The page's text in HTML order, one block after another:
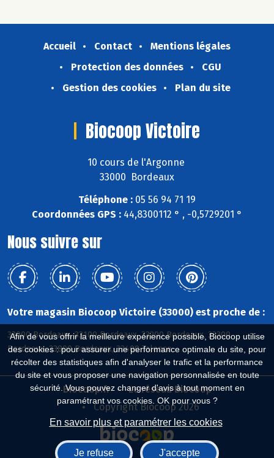
Afin de vous offrir la meilleure expérience possible, Biocoop utilise
des cookies : pour assurer une performance optimale du site, pour
récolter des statistiques afin d'analyser le trafic et la performance
du site et vous proposer une navigation personnalisée en toute
sécurité. Vous pouvez changer d'avis à tout moment en
paramétrant vos cookies. OK pour vous ?
En savoir plus et paramétrer les cookies
Je refuse J'accepte
Accueil Contact
Mentions légales
Protection des données
CGU
Gestion des cookies
Plan du site
Biocoop Victoire
10 cours de l'Argonne
33000 Bordeaux
Téléphone : 05 56 94 71 19
Coordonnées GPS : 44,8300112 ° , -0,5729201 °
Nous suivre sur
Votre magasin Biocoop Victoire (33000) est proche de :
33000 Bordeaux, 33100 Bordeaux, 33200 Bordeaux, 33300
Bordeaux, 33800 Bordeaux, 33400 Talence
Biocoop.fr
Le réseau Biocoop
Copyright Biocoop 2026